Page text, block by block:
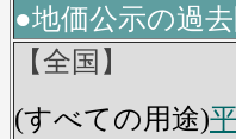
●地価公示の過
【全国】
(すべての用途)